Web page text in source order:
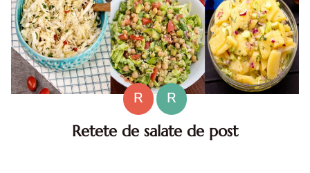
R
R
Retete de salate de post